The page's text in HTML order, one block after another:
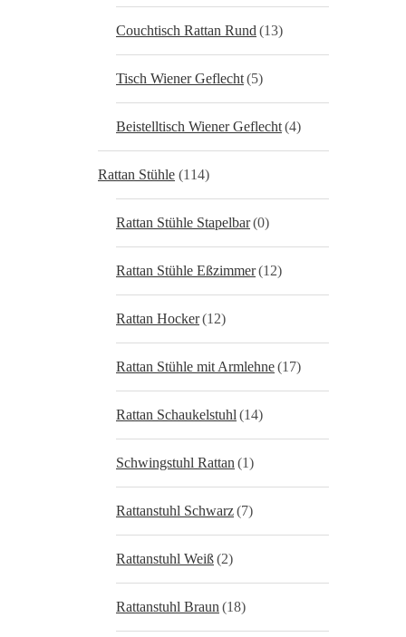
Couchtisch Rattan Rund (13)
Tisch Wiener Geflecht(5)
Beistelltisch Wiener Geflecht(4)
Rattan Stühle (114)
Rattan Stühle Stapelbar(0)
Rattan Stühle Eßzimmer(12)
Rattan Hocker(12)
Rattan Stühle mit Armlehne(17)
Rattan Schaukelstuhl (14)
Schwingstuhl Rattan (1)
Rattanstuhl Schwarz(7)
Rattanstuhl Weiß(2)
Rattanstuhl Braun (18)